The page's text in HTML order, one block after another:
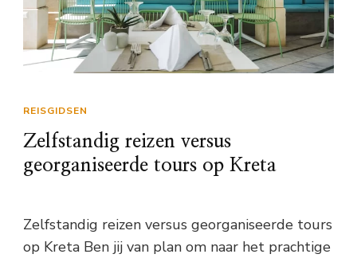
REISGIDSEN
Zelfstandig reizen versus
georganiseerde tours op Kreta
Zelfstandig reizen versus georganiseerde tours
op Kreta Ben jij van plan om naar het prachtige